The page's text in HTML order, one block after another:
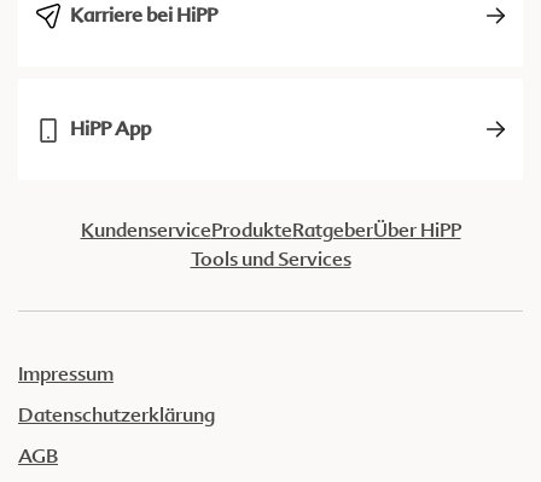
Karriere bei HiPP
HiPP App
KundenserviceProdukteRatgeberÜber HiPP
Tools und Services
Impressum
Datenschutzerklärung
AGB